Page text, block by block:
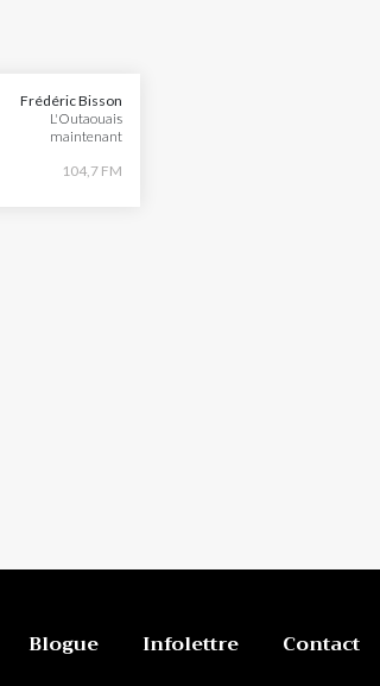
Frédéric Bisson
L'Outaouais
maintenant
104,7 FM
Blogue Infolettre Contact